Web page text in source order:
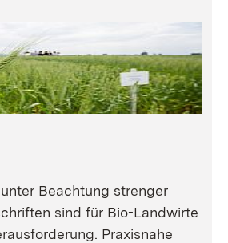
Beachtung strenger
sind für Bio-Landwirte
Praxisnahe